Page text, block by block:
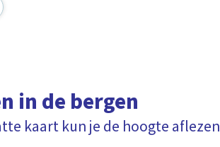
in de bergen
kaart kun je de hoogte aflezen